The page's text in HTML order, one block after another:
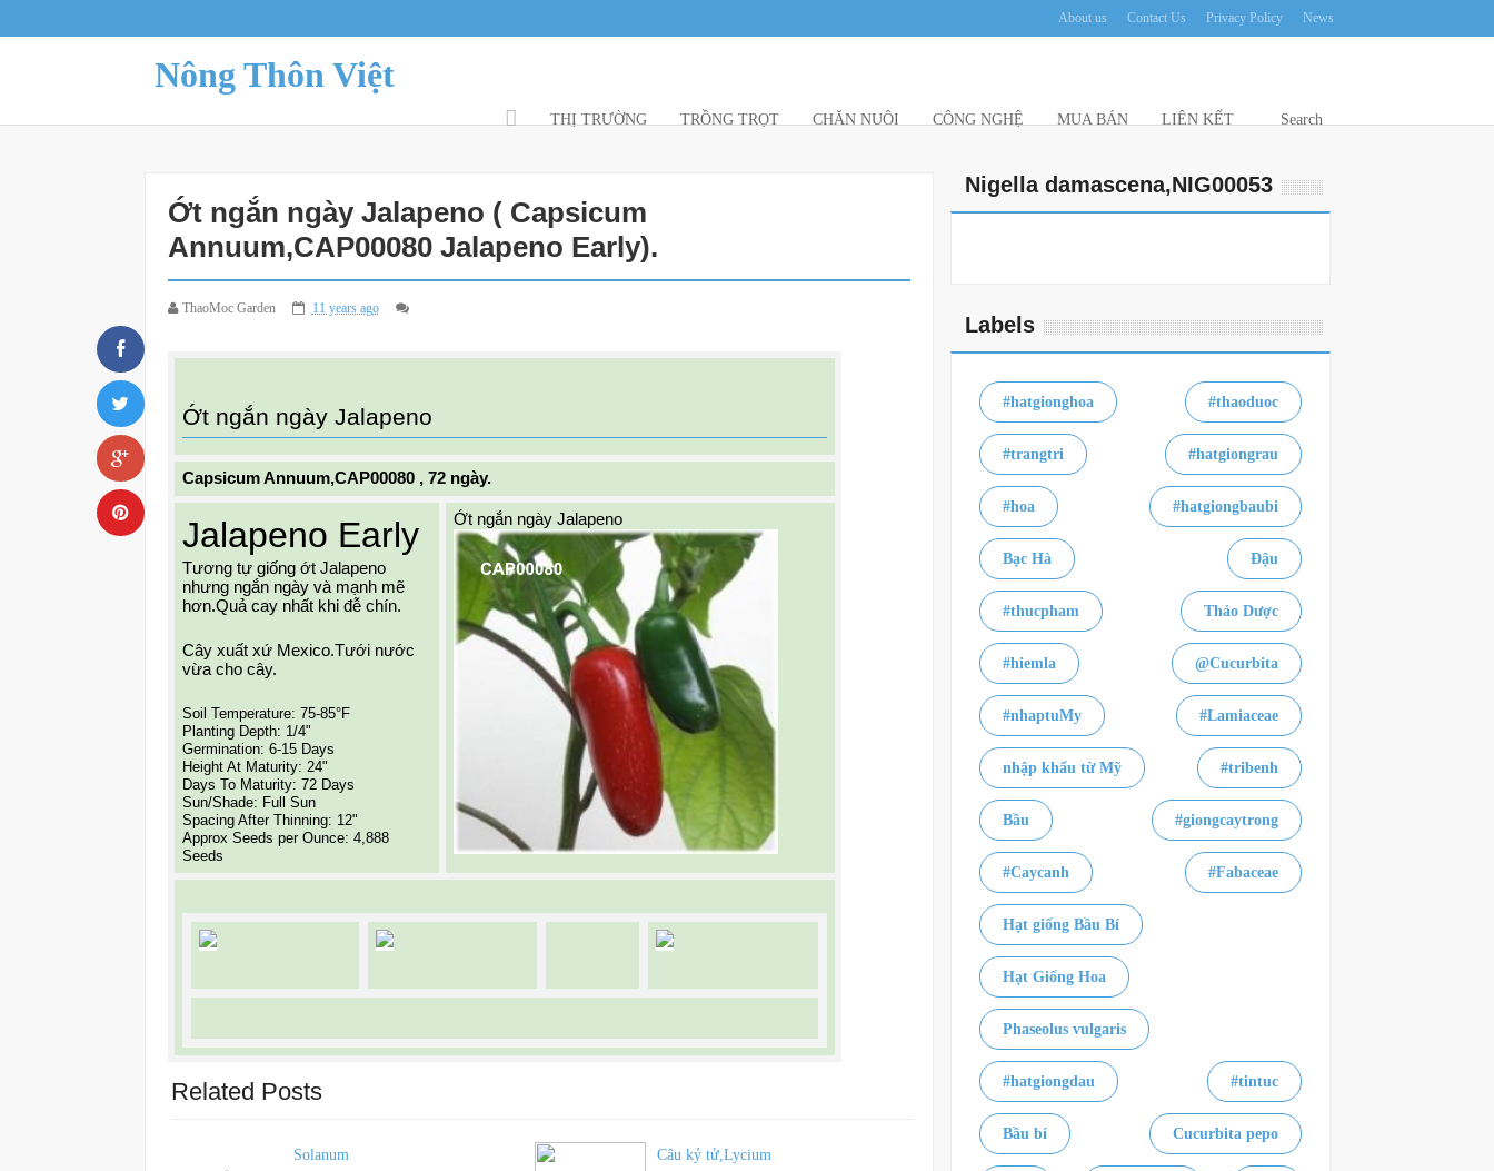
About us Contact Us Privacy Policy News
Nông Thôn Việt
THỊ TRƯỜNG TRỒNG TRỌT CHĂN NUÔI CÔNG NGHỆ MUA BÁN LIÊN KẾT Search
Ớt ngắn ngày Jalapeno ( Capsicum
Annuum,CAP00080 Jalapeno Early).
ThaoMoc Garden 11 years ago
Ớt ngắn ngày Jalapeno
Capsicum Annuum,CAP00080 , 72 ngày.
Jalapeno Early
Tương tự giống ớt Jalapeno
nhưng ngắn ngày và mạnh mẽ
hơn.Quả cay nhất khi đễ chín.
Cây xuất xứ Mexico.Tưới nước
vừa cho cây.
Soil Temperature: 75-85°F
Planting Depth: 1/4"
Germination: 6-15 Days
Height At Maturity: 24"
Days To Maturity: 72 Days
Sun/Shade: Full Sun
Spacing After Thinning: 12"
Approx Seeds per Ounce: 4,888
Seeds
Ớt ngắn ngày Jalapeno
Related Posts
Solanum
Câu kỷ tử,Lycium
Nigella damascena,NIG00053
Labels
#hatgionghoa #thaoduoc
#trangtri #hatgiongrau
#hoa #hatgiongbaubi
Bạc Hà Đậu
#thucpham Thảo Dược
#hiemla @Cucurbita
#nhaptuMy #Lamiaceae
nhập khẩu từ Mỹ #tribenh
Bầu #giongcaytrong
#Caycanh #Fabaceae
Hạt giống Bầu Bí
Hạt Giống Hoa
Phaseolus vulgaris
#hatgiongdau #tintuc
Bầu bí Cucurbita pepo